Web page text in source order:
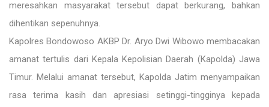
meresahkan masyarakat tersebut dapat berkurang, bahkan
dihentikan sepenuhnya.
Kapolres Bondowoso AKBP Dr. Aryo Dwi Wibowo membacakan
amanat tertulis dari Kepala Kepolisian Daerah (Kapolda) Jawa
Timur. Melalui amanat tersebut, Kapolda Jatim menyampaikan
rasa terima kasih dan apresiasi setinggi-tingginya kepada